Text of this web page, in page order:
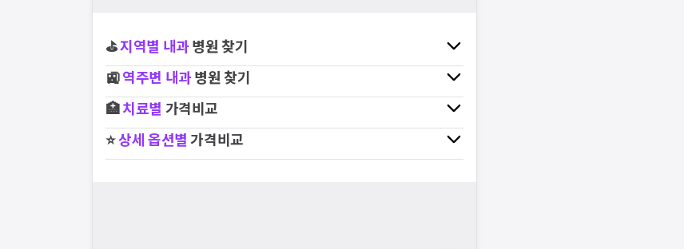
⛳지역별 내과병원 찾기
🚉역주변 내과병원 찾기
🏥치료별 가격비교
⭐상세 옵션별가격비교